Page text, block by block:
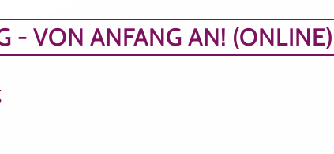
- VON ANFANG AN! (ONLINE)